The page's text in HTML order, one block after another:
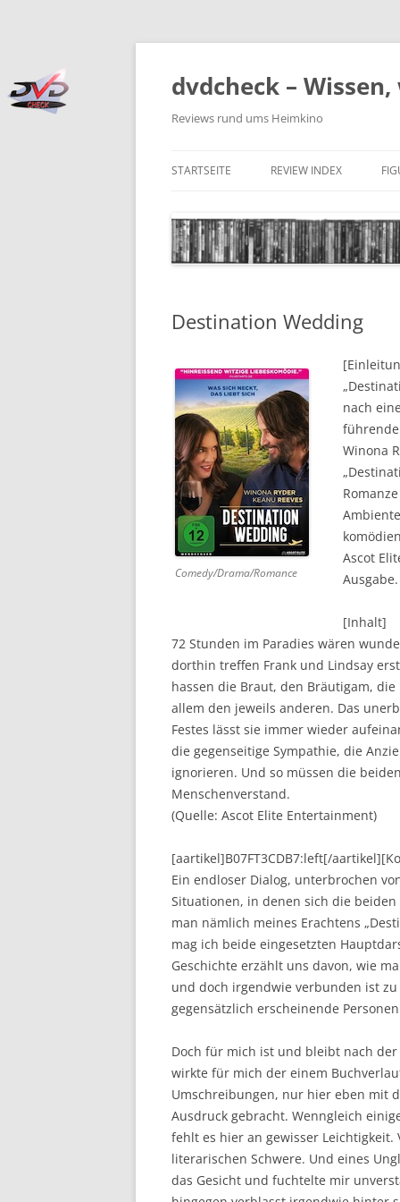
Zum
springen
dvdcheck –
Reviews rund ums Heimkino
STARTSEITE REVIEW INDEX
4K BLU-RAY DISC
DOWNLOAD
DVD (CODE 2)
DVD (CODE 1)
CINEMA
GAMES
HD-DVD
SONSTIGES
Destination Wedding
Comedy/Drama/Romance
nach
Winona
Ascot
Ausgabe.
[Inhalt]
72 Stunden im Paradies wären
dorthin treffen Frank und Lindsay
hassen die Braut, den Bräutigam,
allem den jeweils anderen. Das
Festes lässt sie immer wieder
die gegenseitige Sympathie, die
ignorieren. Und so müssen die
Menschenverstand.
(Quelle: Ascot Elite Entertainment)
[aartikel]B07FT3CDB7:left[/
Ein endloser Dialog, unterbrochen
Situationen, in denen sich die
man nämlich meines Erachtens
mag ich beide eingesetzten
Geschichte erzählt uns davon, wie
und doch irgendwie verbunden ist
gegensätzlich erscheinende
Doch für mich ist und bleibt nach
wirkte für mich der einem
Umschreibungen, nur hier eben mit
Ausdruck gebracht. Wenngleich
fehlt es hier an gewisser
literarischen Schwere. Und eines
das Gesicht und fuchtelte mir